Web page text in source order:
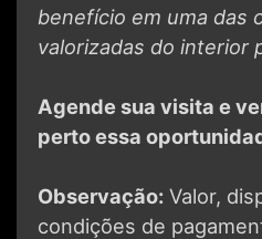
benefício em uma das
valorizadas do interior
Agende sua visita e
perto essa
Observação: Valor,
condições de